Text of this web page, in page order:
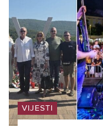
VIJESTI